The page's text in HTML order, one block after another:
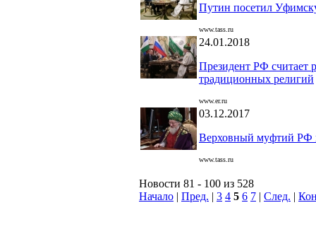
Путин посетил
www.tass.ru
24.01.2018
Президент РФ считает
традиционных религий
www.er.ru
03.12.2017
Верховный муфтий РФ
www.tass.ru
Новости 81 - 100 из 528
Начало | Пред. | 3 4 5 6 7 | След. |